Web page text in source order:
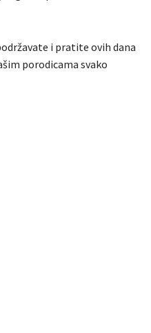
i pratite ovih dana
porodicama svako